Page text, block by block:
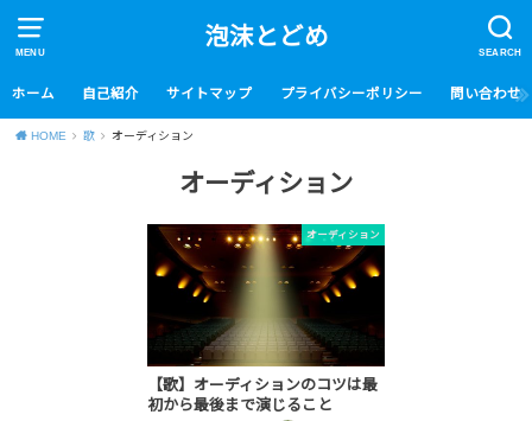
MENU SEARCH
泡沫とどめ
ホーム 自己紹介 サイトマップ プライバシーポリシー 問い合わせ
HOME 歌 オーディション
オーディション
オーディション
【歌】オーディションのコツは最
初から最後まで演じること